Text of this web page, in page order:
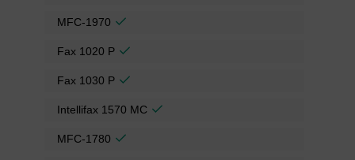
MFC-1970
Fax 1020 P
Fax 1030 P
Intellifax 1570 MC
MFC-1780